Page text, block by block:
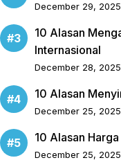
December 29, 2025
10 Alasan
Internasional
December 28, 2025
10 Alasan
December 25, 2025
10 Alasan
December 25, 2025